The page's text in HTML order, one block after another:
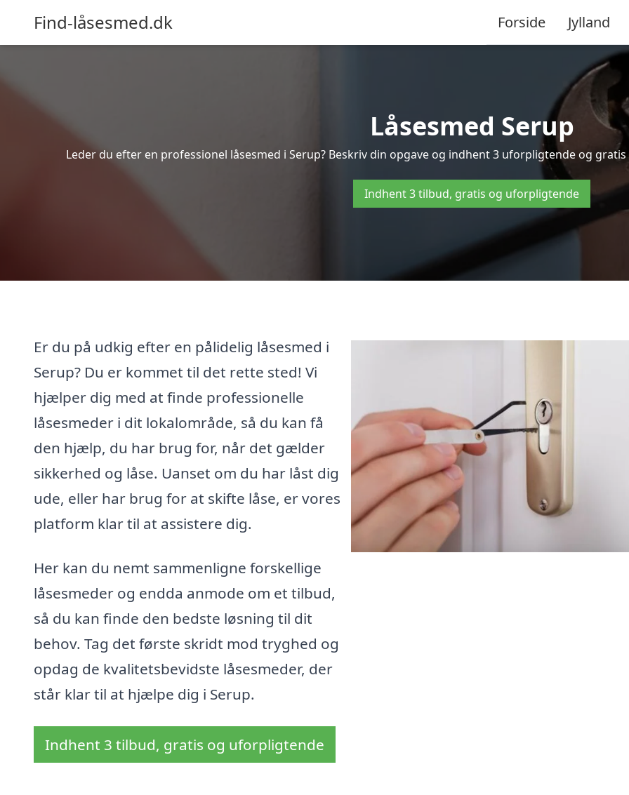
Find-låsesmed.dk Forside Jylland
Låsesmed Serup
Leder du efter en professionel låsesmed i Serup? Beskriv din opgave og indhent 3 uforpligtende og
Indhent 3 tilbud, gratis og uforpligtende
Er du på udkig efter en pålidelig låsesmed i
Serup? Du er kommet til det rette sted! Vi
hjælper dig med at finde professionelle
låsesmeder i dit lokalområde, så du kan få
den hjælp, du har brug for, når det gælder
sikkerhed og låse. Uanset om du har låst dig
ude, eller har brug for at skifte låse, er vores
platform klar til at assistere dig.
Her kan du nemt sammenligne forskellige
låsesmeder og endda anmode om et tilbud,
så du kan finde den bedste løsning til dit
behov. Tag det første skridt mod tryghed og
opdag de kvalitetsbevidste låsesmeder, der
står klar til at hjælpe dig i Serup.
Indhent 3 tilbud, gratis og uforpligtende